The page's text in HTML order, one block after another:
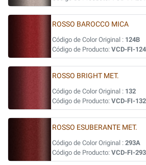
ROSSO BAROCCO MICA
Código de Color Original : 124B
Código de Producto: VCD-FI-
ROSSO BRIGHT MET.
Código de Color Original : 132
Código de Producto: VCD-FI-132
ROSSO ESUBERANTE MET.
Código de Color Original : 293A
Código de Producto: VCD-FI-